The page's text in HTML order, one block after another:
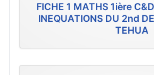
FICHE 1 MATHS 1ière
INEQUATIONS DU 2nd
TEHUA